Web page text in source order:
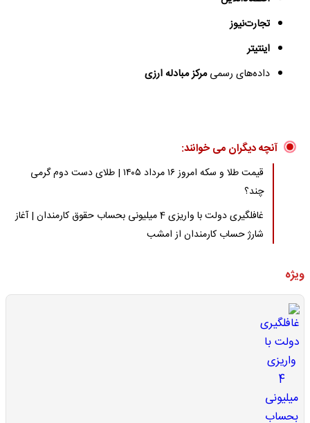
تجارت‌نیوز
اینتیتر
داده‌های رسمیمرکز مبادله ارزی
آنچه دیگران می خوانند:
قیمت طلا و سکه امروز ۱۶ مرداد ۱۴۰۵ | طلای دست دوم گرمی
چند؟
غافلگیری دولت با واریزی 4 میلیونی بحساب حقوق کارمندان | آغاز
شارژ حساب کارمندان از امشب
ویژه